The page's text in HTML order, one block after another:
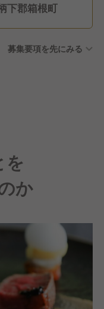
下郡箱根町
募集要項を先にみる
を
か